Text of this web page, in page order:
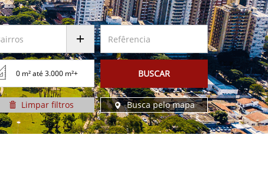
BUSCAR
Busca pelomapa
Limpar filtros